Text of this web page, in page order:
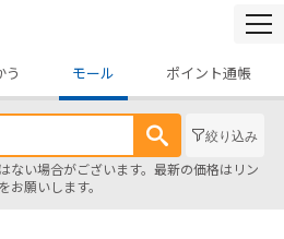
う モール ポイント通帳
絞り込み
ない場合がございます。最新の価格はリン
お願いします。